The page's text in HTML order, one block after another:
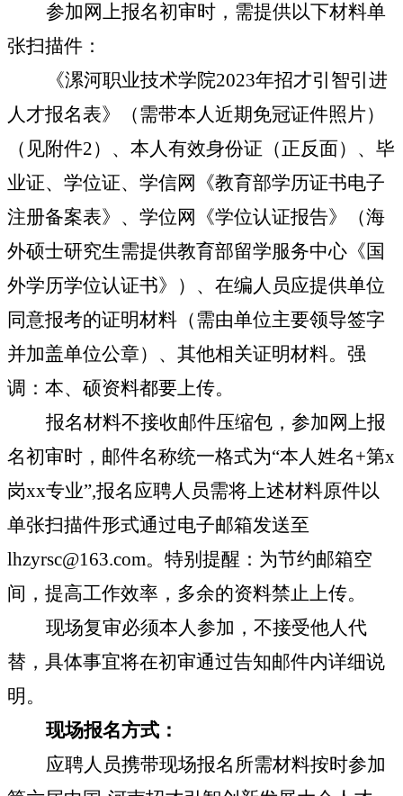
参加网上报名初审时，需提供以下材料单
张扫描件：
《漯河职业技术学院2023年招才引智引进
人才报名表》（需带本人近期免冠证件照片）
（见附件2）、本人有效身份证（正反面）、毕
业证、学位证、学信网《教育部学历证书电子
注册备案表》、学位网《学位认证报告》（海
外硕士研究生需提供教育部留学服务中心《国
外学历学位认证书》）、在编人员应提供单位
同意报考的证明材料（需由单位主要领导签字
并加盖单位公章）、其他相关证明材料。强
调：本、硕资料都要上传。
报名材料不接收邮件压缩包，参加网上报
名初审时，邮件名称统一格式为“本人姓名+第x
岗xx专业”,报名应聘人员需将上述材料原件以
单张扫描件形式通过电子邮箱发送至
lhzyrsc@163.com。特别提醒：为节约邮箱空
间，提高工作效率，多余的资料禁止上传。
现场复审必须本人参加，不接受他人代
替，具体事宜将在初审通过告知邮件内详细说
明。
现场报名方式：
应聘人员携带现场报名所需材料按时参加